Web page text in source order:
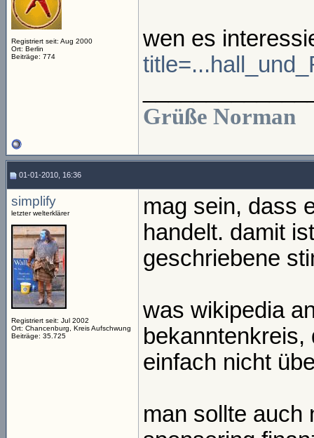
Registriert seit: Aug 2000
Ort: Berlin
Beiträge: 774
wen es
Grüße Norman
01-01-2010, 16:36
simplify
letzter welterklärer
Registriert seit: Jul 2002
Ort: Chancenburg, Kreis Aufschwung
Beiträge: 35.725
mag sein, dass
handelt. damit
geschriebene
was wikipedia
einfach nicht
man sollte auch